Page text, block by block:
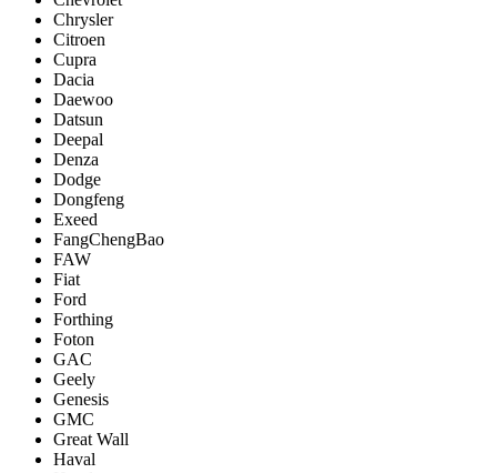
Chrysler
Citroen
Cupra
Dacia
Daewoo
Datsun
Deepal
Denza
Dodge
Dongfeng
Exeed
FangChengBao
FAW
Fiat
Ford
Forthing
Foton
GAC
Geely
Genesis
GMC
Great Wall
Haval